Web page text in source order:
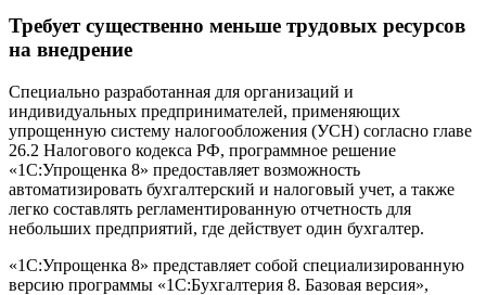
Требует существенно меньше трудовых ресурсов
на внедрение
Специально разработанная для организаций и
индивидуальных предпринимателей, применяющих
упрощенную систему налогообложения (УСН) согласно главе
26.2 Налогового кодекса РФ, программное решение
«1С:Упрощенка 8» предоставляет возможность
автоматизировать бухгалтерский и налоговый учет, а также
легко составлять регламентированную отчетность для
небольших предприятий, где действует один бухгалтер.
«1С:Упрощенка 8» представляет собой специализированную
версию программы «1С:Бухгалтерия 8. Базовая версия»,